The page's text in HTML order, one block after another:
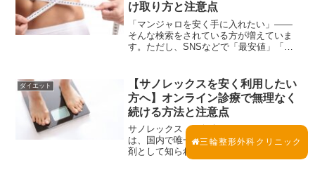
け取り方と注意点
「マンジャロを安く手に入れたい」――
そんな検索をされている方が増えていま
す。ただし、SNSなどで「最安値」「格
意が必要です。この記事では、正規の医
療機関によるオンライン診療を通して、
安心してマンジャロを受け取る方法につ
いて解説します。
ダイエット
【サノレックスを安く利用したい
方へ】オンライン診療で無理なく
続ける方法と注意点
サノレックス（一般名：マジンドール）
は、国内で唯一承認されている食欲抑制
剤として知られています。「サノレック
ス 安い」「サノレックス 痩せる」と
三輪整形外科クリニック